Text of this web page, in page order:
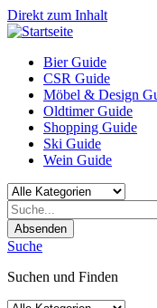
Direkt zum Inhalt
Bier Guide
CSR Guide
Möbel & Design
Oldtimer Guide
Shopping Guide
Ski Guide
Wein Guide
Absenden
Suche
Suchen und Finden